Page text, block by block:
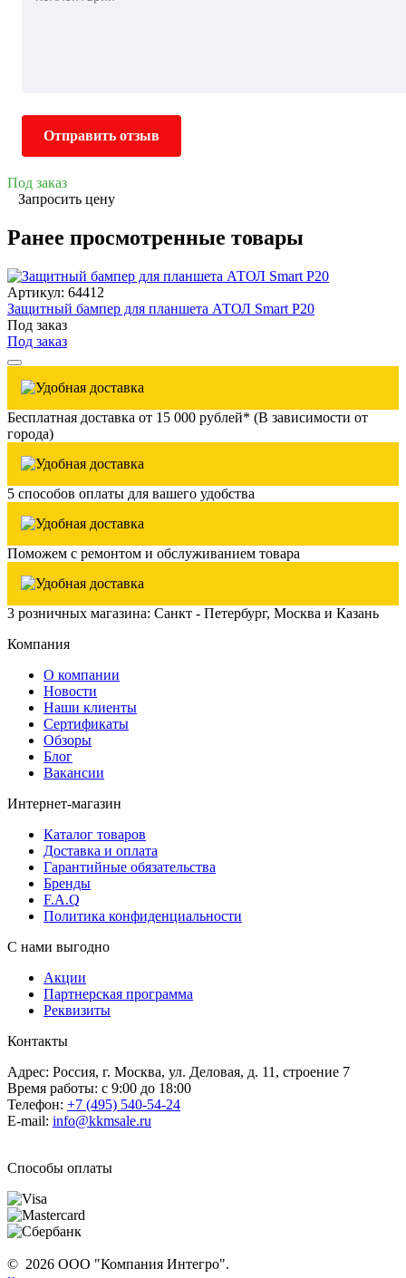
Отправить отзыв
Под заказ
Запросить цену
Ранее просмотренные товары
Артикул: 64412
Защитный бампер для планшета АТОЛ Smart P20
Под заказ
Под заказ
Бесплатная доставка от 15 000 рублей* (В зависимости от
города)
5 способов оплаты для вашего удобства
Поможем с ремонтом и обслуживанием товара
3 розничных магазина: Санкт - Петербург, Москва и Казань
Компания
О компании
Новости
Наши клиенты
Сертификаты
Обзоры
Блог
Вакансии
Интернет-магазин
Каталог товаров
Доставка и оплата
Гарантийные обязательства
Бренды
F.A.Q
Политика конфиденциальности
С нами выгодно
Акции
Партнерская программа
Реквизиты
Контакты
Адрес: Россия, г. Москва, ул. Деловая, д. 11, строение 7
Время работы: с 9:00 до 18:00
Телефон: +7 (495) 540-54-24
E-mail: info@kkmsale.ru
Способы оплаты
© 2026 ООО "Компания Интегро".